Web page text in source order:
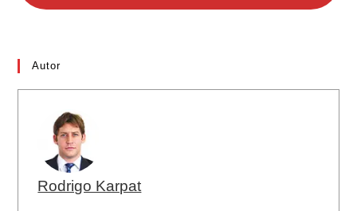
Autor
Rodrigo Karpat